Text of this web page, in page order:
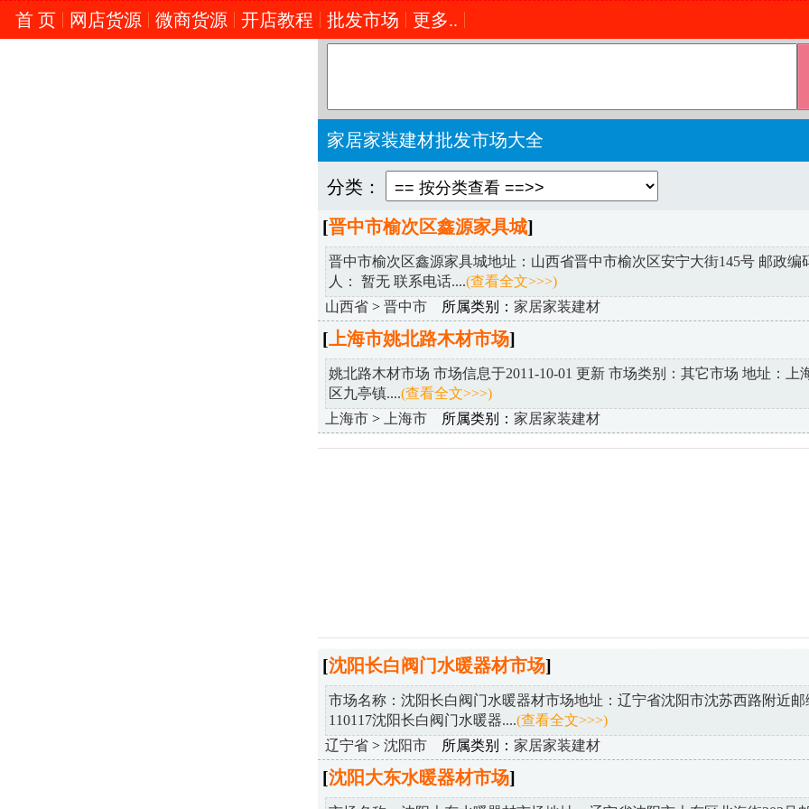
首 页 网店货源 微商货源 开店教程 批发市场 更多..
家居家装建材批发市场大全
分类：
[晋中市榆次区鑫源家具城]
晋中市榆次区鑫源家具城地址：山西省晋中市榆次区安宁大街145号 邮政编
人： 暂无 联系电话....(查看全文>>>)
山西省 > 晋中市 所属类别： 家居家装建材
[上海市姚北路木材市场]
姚北路木材市场 市场信息于2011-10-01 更新 市场类别：其它市场 地址：上
区九亭镇....(查看全文>>>)
上海市 > 上海市 所属类别： 家居家装建材
[沈阳长白阀门水暖器材市场]
市场名称：沈阳长白阀门水暖器材市场地址：辽宁省沈阳市沈苏西路附近邮
110117沈阳长白阀门水暖器....(查看全文>>>)
辽宁省 > 沈阳市 所属类别： 家居家装建材
[沈阳大东水暖器材市场]